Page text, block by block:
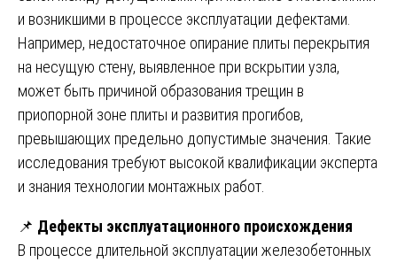
и возникшими в процессе эксплуатации дефектами.
Например, недостаточное опирание плиты перекрытия
на несущую стену, выявленное при вскрытии узла,
может быть причиной образования трещин в
приопорной зоне плиты и развития прогибов,
превышающих предельно допустимые значения. Такие
исследования требуют высокой квалификации эксперта
и знания технологии монтажных работ.
📌 Дефекты эксплуатационного происхождения
В процессе длительной эксплуатации железобетонных